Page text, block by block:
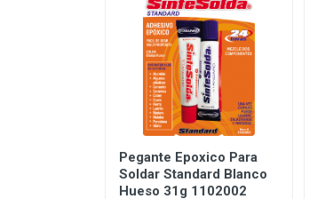
Pegante Epoxico Para
Soldar Standard Blanco
Hueso 31g 1102002